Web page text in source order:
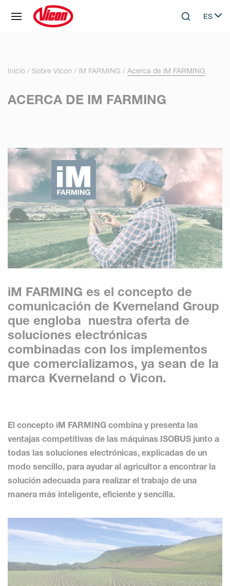
Skip to main contentSearchES
Select
Inicio Sobre Vicon iM FARMING Acerca de iM FARMING
ACERCA DE IM FARMING
iM FARMING es el concepto de
comunicación de Kverneland Group
que engloba nuestra oferta de
soluciones electrónicas
combinadas con los implementos
que comercializamos, ya sean de la
marca Kverneland o Vicon.
El concepto iM FARMING combina y presenta las
ventajas competitivas de las máquinas ISOBUS junto a
todas las soluciones electrónicas, explicadas de un
modo sencillo, para ayudar al agricultor a encontrar la
solución adecuada para realizar el trabajo de una
manera más inteligente, eficiente y sencilla.
Panel de gestión de cookies